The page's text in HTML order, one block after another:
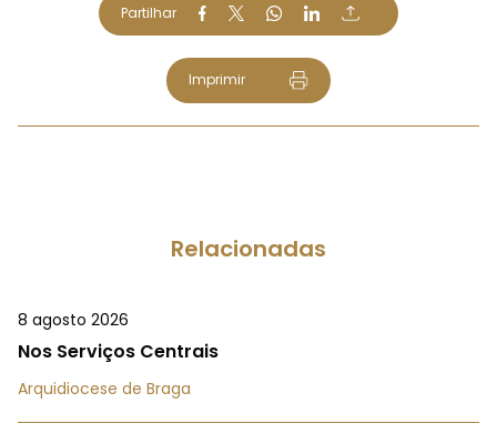
Partilhar
Imprimir
Relacionadas
8 agosto 2026
Nos Serviços Centrais
Arquidiocese de Braga